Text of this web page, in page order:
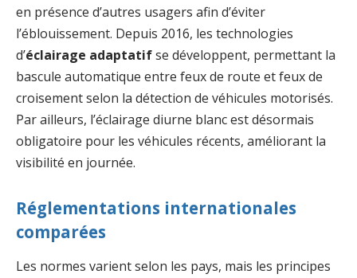
en présence d’autres usagers afin d’éviter
l’éblouissement. Depuis 2016, les technologies
d’éclairage adaptatifse développent, permettant la
bascule automatique entre feux de route et feux de
croisement selon la détection de véhicules motorisés.
Par ailleurs, l’éclairage diurne blanc est désormais
obligatoire pour les véhicules récents, améliorant la
visibilité en journée.
Réglementations internationales
comparées
Les normes varient selon les pays, mais les principes